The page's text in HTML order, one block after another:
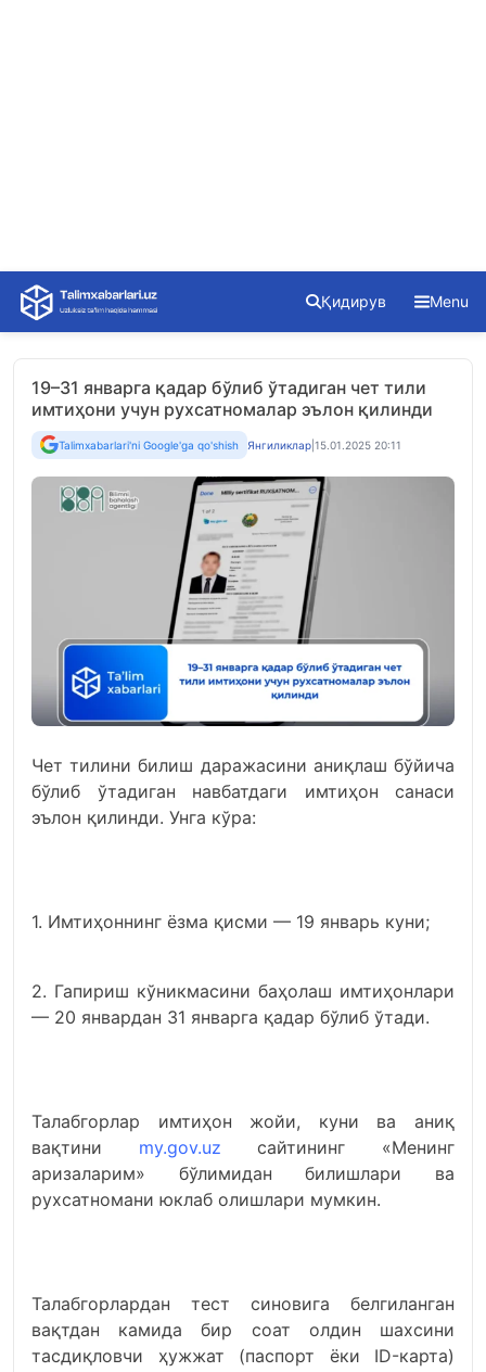
Skip
content
Қидирув Menu
19–31 январга қадар бўлиб ўтадиган чет тили
имтиҳони учун рухсатномалар эълон қилинди
Talimxabarlari'ni Google'ga qo'shish Янгиликлар 15.01.2025 20:11
Чет тилини билиш даражасини аниқлаш бўйича
бўлиб ўтадиган навбатдаги имтиҳон санаси
эълон қилинди. Унга кўра:
1. Имтиҳоннинг ёзма қисми — 19 январь куни;
2. Гапириш кўникмасини баҳолаш имтиҳонлари
— 20 январдан 31 январга қадар бўлиб ўтади.
Талабгорлар имтиҳон жойи, куни ва аниқ
вақтини my.gov.uz сайтининг «Менинг
аризаларим» бўлимидан билишлари ва
рухсатномани юклаб олишлари мумкин.
Талабгорлардан тест синовига белгиланган
вақтдан камида бир соат олдин шахсини
тасдиқловчи ҳужжат (паспорт ёки ID-карта)